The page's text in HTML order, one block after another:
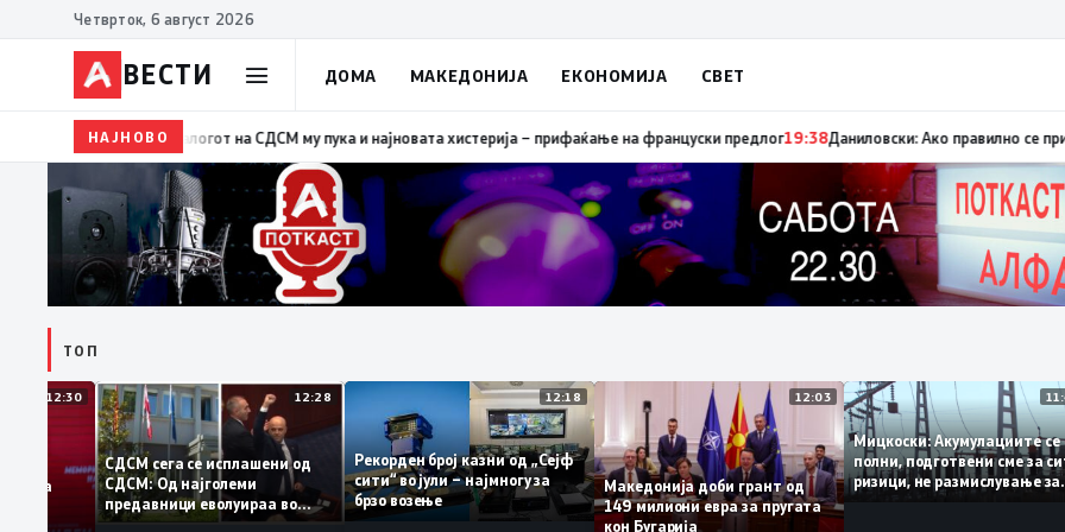
Четврток, 6 август 2026
ВЕСТИ ДОМА МАКЕДОНИЈА ЕКОНОМИЈА СВЕТ
НАЈНОВО
19:39 ВМРО-ДПМНЕ: Како што му пукна меурот од сапуница „мигранти за пари“, така на талогот на СДСМ му пука и најновата
ТОП
12:30
на
12:28
СДСМ сега се исплашени од
СДСМ: Од најголеми
предавници еволуираа во
најголеми патриоти
12:18
Рекорден број казни од „Сејф
сити“ во јули – најмногу за
брзо возење
12:03
Македонија доби грант од
149 милиони евра за пругата
кон Бугарија
Мицкоски:
полни, подготвени сме
ризици, не
поскапување на струјата